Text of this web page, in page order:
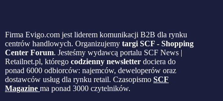
Firma Evigo.com jest liderem komunikacji B2B dla rynku
centrów handlowych. Organizujemy targi SCF - Shopping
Center Forum. Jesteśmy wydawcą portalu SCF News |
Retailnet.pl, którego codzienny newsletter dociera do
ponad 6000 odbiorców: najemców, deweloperów oraz
dostawców usług dla rynku retail. Czasopismo SCF
Magazine ma ponad 3000 czytelników.